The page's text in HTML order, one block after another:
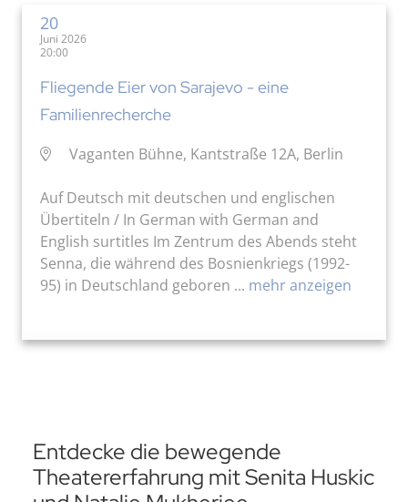
20
Juni 2026
20:00
Fliegende Eier von Sarajevo - eine
Familienrecherche
Vaganten Bühne, Kantstraße 12A, Berlin
Auf Deutsch mit deutschen und englischen
Übertiteln / In German with German and
English surtitles Im Zentrum des Abends steht
Senna, die während des Bosnienkriegs (1992-
95) in Deutschland geboren ... mehr anzeigen
Entdecke die bewegende
Theatererfahrung mit Senita Huskic